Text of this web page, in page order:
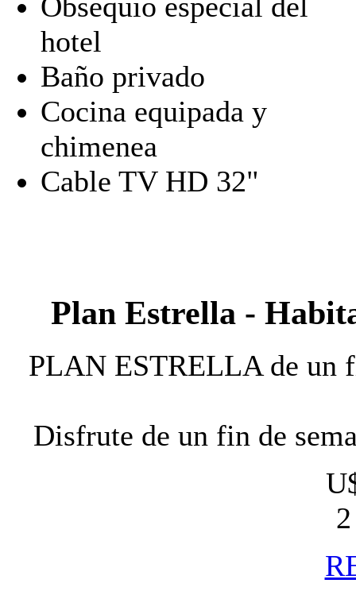
hotel
Baño privado
Cocina equipada y
chimenea
Cable TV HD 32"
Plan Estrella -
PLAN ESTRELLA de un
Disfrute de un fin de